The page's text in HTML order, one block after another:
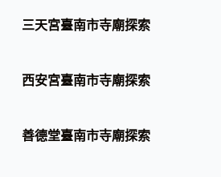
三天宮臺南市寺廟探索
西安宮臺南市寺廟探索
善德堂臺南市寺廟探索